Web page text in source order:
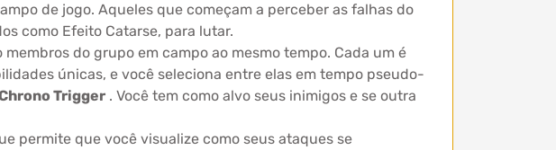
de jogo. Aqueles que começam a perceber as falhas do
como Efeito Catarse, para lutar.
do grupo em campo ao mesmo tempo. Cada um é
únicas, e você seleciona entre elas em tempo pseudo-
Trigger . Você tem como alvo seus inimigos e se outra
permite que você visualize como seus ataques se